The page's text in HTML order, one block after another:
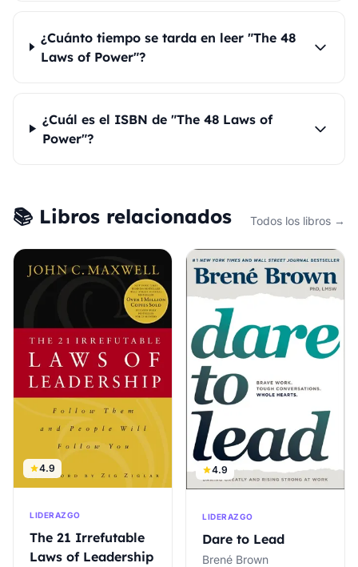
¿Cuánto tiempo se tarda en leer "The 48
Laws of Power"?
¿Cuál es el ISBN de "The 48 Laws of
Power"?
📚 Libros relacionados Todos los libros →
4.9
LIDERAZGO
The 21 Irrefutable
Laws of Leadership
4.9
LIDERAZGO
Dare to Lead
Brené Brown